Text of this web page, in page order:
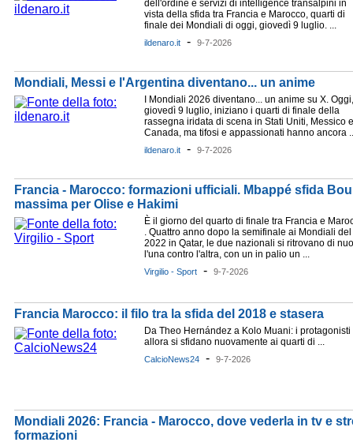
dell'ordine e servizi di intelligence transalpini in
vista della sfida tra Francia e Marocco, quarti di
finale dei Mondiali di oggi, giovedì 9 luglio. ...
ildenaro.it - 9-7-2026
Mondiali, Messi e l'Argentina diventano... un anime
I Mondiali 2026 diventano... un anime su X. Oggi,
giovedì 9 luglio, iniziano i quarti di finale della
rassegna iridata di scena in Stati Uniti, Messico e
Canada, ma tifosi e appassionati hanno ancora
ildenaro.it - 9-7-2026
Francia - Marocco: formazioni ufficiali. Mbappé sfida
massima per Olise e Hakimi
È il giorno del quarto di finale tra Francia e
. Quattro anno dopo la semifinale ai Mondiali del
2022 in Qatar, le due nazionali si ritrovano di
l'una contro l'altra, con un in palio un ...
Virgilio - Sport - 9-7-2026
Francia Marocco: il filo tra la sfida del 2018 e stasera
Da Theo Hernández a Kolo Muani: i protagonisti
allora si sfidano nuovamente ai quarti di ...
CalcioNews24 - 9-7-2026
Mondiali 2026: Francia - Marocco, dove vederla in tv e
formazioni